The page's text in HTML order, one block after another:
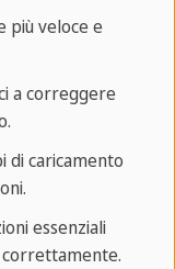
più veloce e
a correggere
caricamento
essenziali